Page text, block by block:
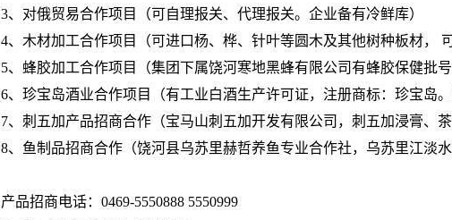
3、对俄贸易合作项目（可自理报关、代理报关。企业备有冷鲜库）
4、木材加工合作项目（可进口杨、桦、针叶等圆木及其他树种板材，
5、蜂胶加工合作项目（集团下属饶河寒地黑蜂有限公司有蜂胶保健批
6、珍宝岛酒业合作项目（有工业白酒生产许可证，注册商标：珍宝岛
7、刺五加产品招商合作（宝马山刺五加开发有限公司，刺五加浸膏、茶
8、鱼制品招商合作（饶河县乌苏里赫哲养鱼专业合作社，乌苏里江淡水
产品招商电话：0469-5550888 5550999